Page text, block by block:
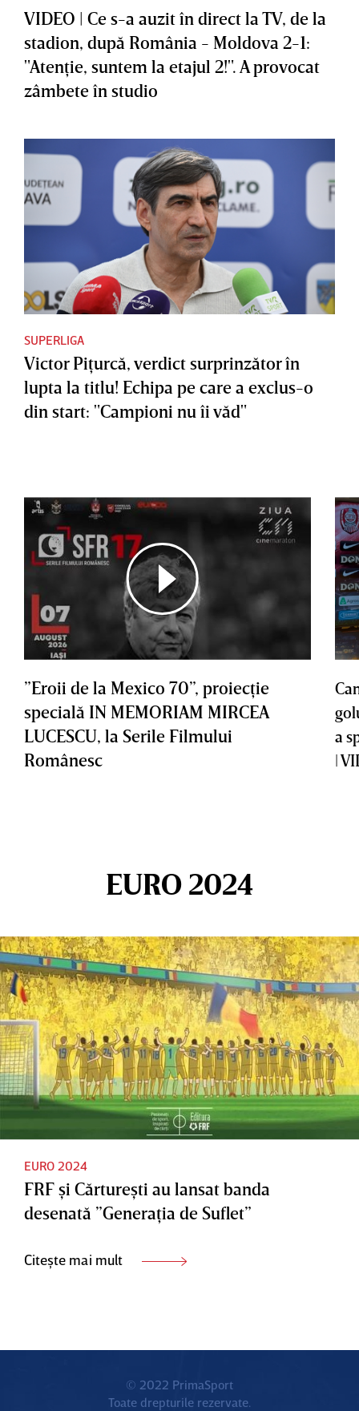
VIDEO | Ce s-a auzit în direct la TV, de la
stadion, după România - Moldova 2-1:
"Atenţie, suntem la etajul 2!". A provocat
zâmbete în studio
SUPERLIGA
Victor Piţurcă, verdict surprinzător în
lupta la titlu! Echipa pe care a exclus-o
din start: "Campioni nu îi văd"
”Eroii de la Mexico 70”, proiecţie
specială IN MEMORIAM MIRCEA
LUCESCU, la Serile Filmului
Românesc
a
|
EURO 2024
EURO 2024
FRF şi Cărtureşti au lansat banda
desenată ”Generaţia de Suflet”
Citește mai mult
© 2022 PrimaSport
Toate drepturile rezervate.